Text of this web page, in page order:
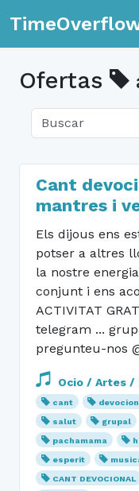
Ofertas
Cant
mantres i
Els dijous ens
potser a altres
la nostre
conjunt i ens
ACTIVITAT
telegram ...
pregunteu-nos
Ocio / Artes /
cant
salut
grupal
pachamama
esperit
CANT DEVOCIONAL